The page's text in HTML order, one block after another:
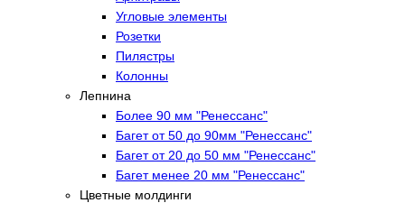
Угловые элементы
Розетки
Пилястры
Колонны
Лепнина
Более 90 мм "Ренессанс"
Багет от 50 до 90мм "Ренессанс"
Багет от 20 до 50 мм "Ренессанс"
Багет менее 20 мм "Ренессанс"
Цветные молдинги